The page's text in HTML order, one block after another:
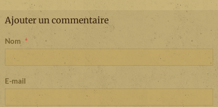
Ajouter un commentaire
Nom
E-mail